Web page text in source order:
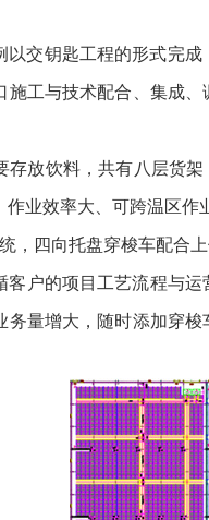
以交钥匙工程的形式完
施工与技术配合、集成
存放饮料，共有八层货
业效率大、可跨温区
，四向托盘穿梭车配合
户的项目工艺流程与
务量增大，随时添加穿